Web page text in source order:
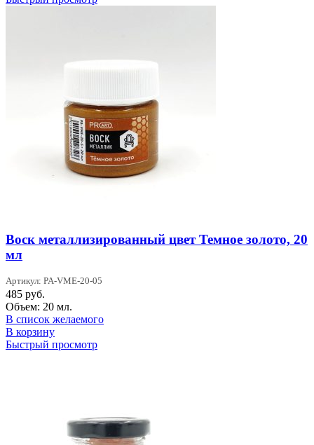
Воск металлизированный цвет Темное золото, 20
мл
Артикул: PA-VME-20-05
485 руб.
Объем: 20 мл.
В список желаемого
В корзину
Быстрый просмотр